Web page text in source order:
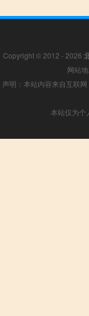
Copyright © 2012 - 2026
网站
声明：本站内容来自互联
本站仅为个